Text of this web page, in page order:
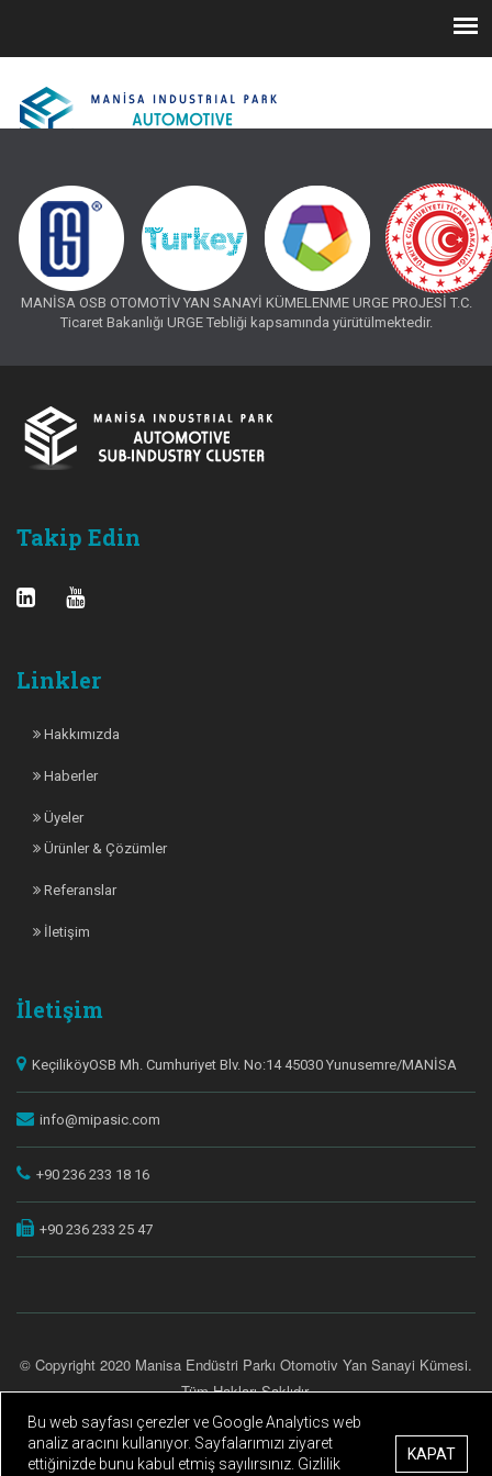
MANİSA OSB OTOMOTİV YAN SANAYİ KÜMELENME URGE PROJESİ T.C.
Ticaret Bakanlığı URGE Tebliği kapsamında yürütülmektedir.
Takip Edin
Linkler
Hakkımızda
Haberler
Üyeler
Ürünler & Çözümler
Referanslar
İletişim
İletişim
KeçiliköyOSB Mh. Cumhuriyet Blv. No:14 45030 Yunusemre/MANİSA
info@mipasic.com
+90 236 233 18 16
+90 236 233 25 47
© Copyright 2020 Manisa Endüstri Parkı Otomotiv Yan Sanayi Kümesi.
Tüm Hakları Saklıdır.
Gizlilik Politikası Kişisel Verilerin Korunması |
Site Creation & Technology by Netport
Bu web sayfası çerezler ve Google Analytics web
analiz aracını kullanıyor. Sayfalarımızı ziyaret
ettiğinizde bunu kabul etmiş sayılırsınız. Gizlilik
KAPAT